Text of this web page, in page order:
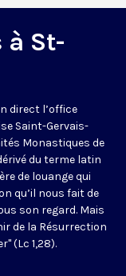
à St-
direct l’office
Saint-Gervais-
Monastiques de
du terme latin
de louange qui
qu’il nous fait de
son regard. Mais
de la Résurrection
(Lc 1,28).